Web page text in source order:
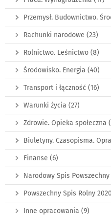
Przemysł. Budownictwo.
Rachunki narodowe (23)
Rolnictwo. Leśnictwo (8)
Środowisko. Energia (40)
Transport i łączność (16)
Warunki życia (27)
Zdrowie. Opieka społeczna
Biuletyny. Czasopisma.
Finanse (6)
Narodowy Spis
Powszechny Spis Rolny 2020
Inne opracowania (9)